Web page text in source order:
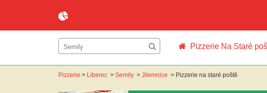
Pizzerie Na Staré
Pizzerie > Liberec > Semily > Jilemnice > Pizzerie na staré poště